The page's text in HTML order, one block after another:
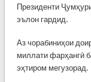
Президенти
эълон гардид.
Аз чорабиниҳои
миллати фарҳангӣ
эҳтиром мегузорад.